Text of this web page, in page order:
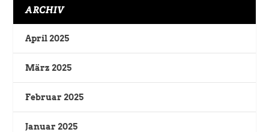
ARCHIV
April 2025
März 2025
Februar 2025
Januar 2025